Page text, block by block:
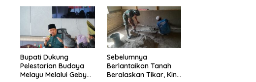
Bupati Dukung
Pelestarian Budaya
Melayu Melalui Gebyar
Sebelumnya
Berlantaikan Tanah
Beralaskan Tikar, Kini